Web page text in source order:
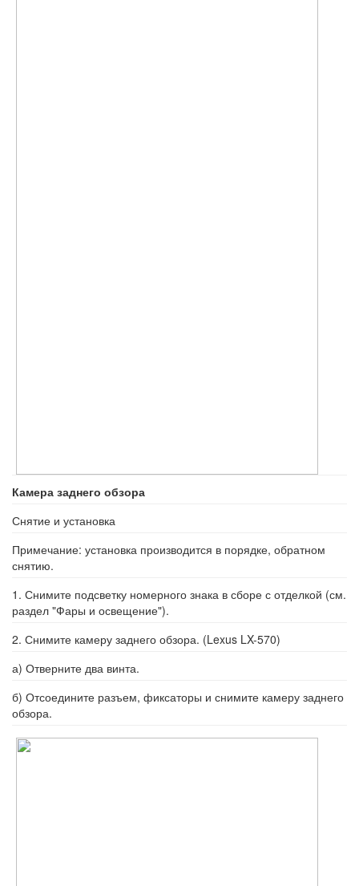
Камера заднего обзора
Снятие и установка
Примечание: установка производится в порядке, обратном
снятию.
1. Снимите подсветку номерного знака в сборе с отделкой (см.
раздел "Фары и освещение").
2. Снимите камеру заднего обзора. (Lexus LX-570)
а) Отверните два винта.
б) Отсоедините разъем, фиксаторы и снимите камеру заднего
обзора.